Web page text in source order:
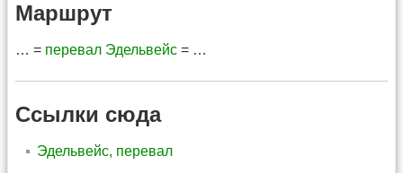
Маршрут
… = перевал Эдельвейс = …
Ссылки сюда
Эдельвейс, перевал